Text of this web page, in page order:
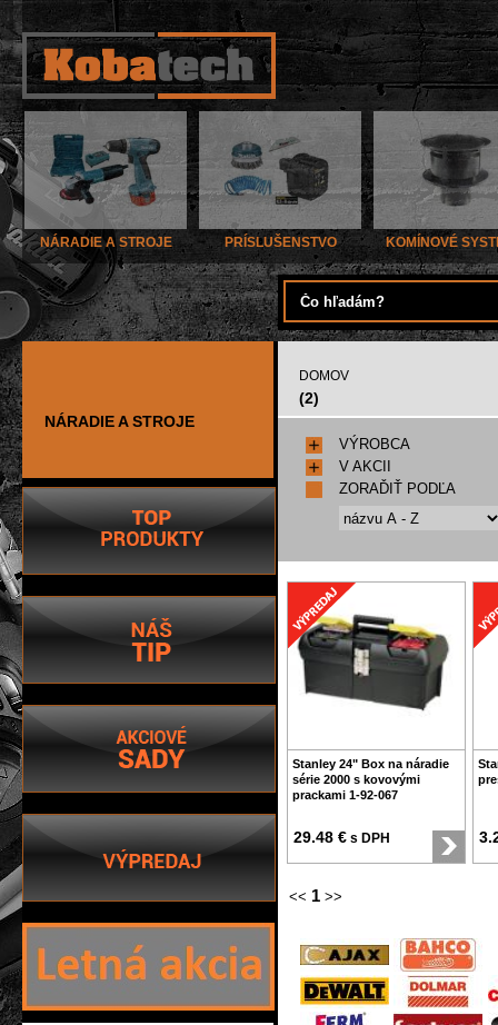
NÁRADIE A STROJE PRÍSLUŠENSTVO KOMÍNOVÉ
NÁRADIE A STROJE
DOMOV
(2)
VÝROBCA
V AKCII
ZORAĎIŤ PODĽA
Stanley 24" Box na náradie
série 2000 s kovovými
prackami 1-92-067
29.48 € s DPH
<< 1 >>